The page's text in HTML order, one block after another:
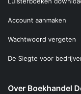
Account aanmaken
Wachtwoord vergeten
De Slegte voor
Over Boekhandel